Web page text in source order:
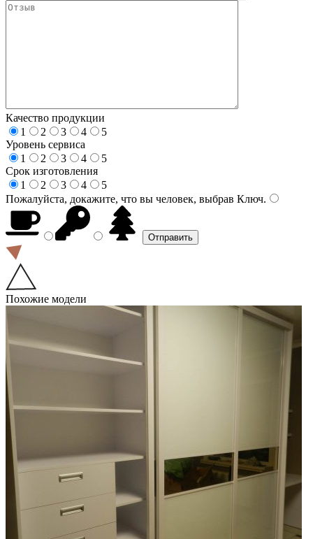
Качество продукции
1
2 3 4
5
Уровень сервиса
1
2 3 4
5
Срок изготовления
1
2 3 4
5
Пожалуйста, докажите, что вы человек, выбрав Ключ.
Похожие модели